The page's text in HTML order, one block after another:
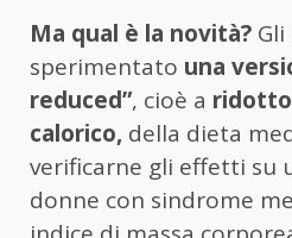
Ma qual è la novità?
sperimentato una
reduced”, cioè a
calorico, della dieta
verificarne gli effetti su
donne con sindrome